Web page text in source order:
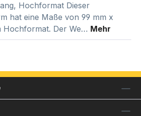
Hochformat Dieser
hat eine Maße von 99 mm x
Hochformat. Der We… Mehr